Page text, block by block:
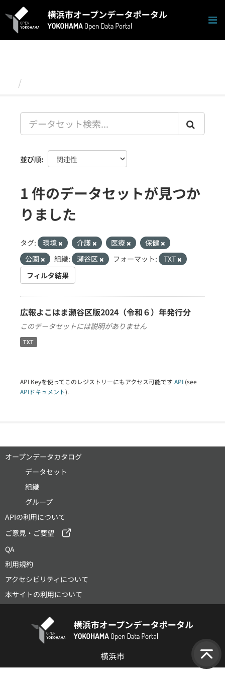
キ
並び順
1 件のデータセットが見つか
りました
タグ: 環境 介護 医療
保健
公園
組織: 瀬谷区 フォーマット:
TXT
フィルタ結果
広報よこはま瀬谷区版2024（令和６）年発行分
このデータセットには説明がありません
TXT
API Keyを使ってこのレジストリーにもアクセス可能です API (see
APIドキュメント).
オープンデータカタログ
データセット
組織
グループ
APIの利用について
ご意見・ご要望
QA
利用規約
アクセシビリティについて
本サイトの利用について
横浜市